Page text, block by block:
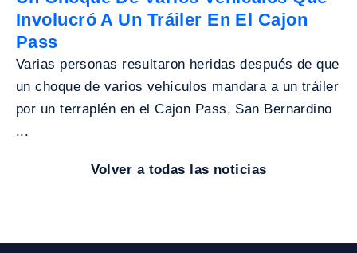
Involucró A Un Tráiler En El Cajon
Pass
Varias personas resultaron heridas después de que
un choque de varios vehículos mandara a un tráiler
por un terraplén en el Cajon Pass, San Bernardino
...
Volver a todas las noticias